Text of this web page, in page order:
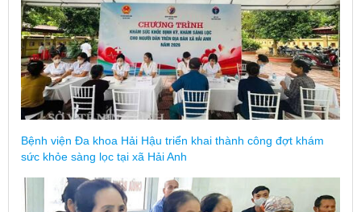
Bệnh viện Đa khoa Hải Hậu triển khai thành công đợt khám
sức khỏe sàng lọc tại xã Hải Anh